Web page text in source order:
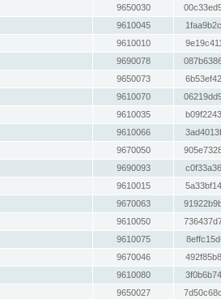
9650030
9610045
9610010
9690078
9650073
9610070
9610035
9610066
9670050
9690093
9610015
9670063
9610050
9610075
9670046
9610080
9650027